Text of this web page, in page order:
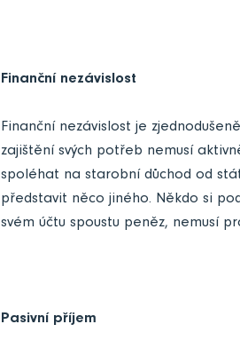
Finanční nezávislost
Finanční nezávislost je
zajištění svých potřeb nemusí
spoléhat na starobní důchod od
představit něco jiného. Někdo si
svém účtu spoustu peněz, nemusí
Pasivní příjem